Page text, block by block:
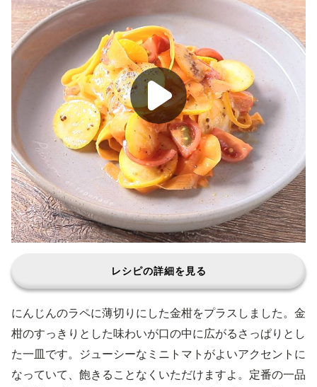
レシピの詳細を見る
にんじんのラペに薄切りにした金柑をプラスしました。金
柑のすっきりとした味わいが口の中に広がるさっぱりとし
た一皿です。ジューシーなミニトマトがよいアクセントに
なっていて、飽きることなくいただけますよ。定番の一品